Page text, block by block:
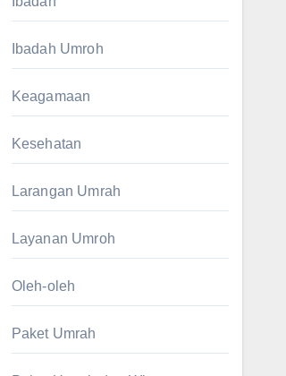
Ibadah Umroh
Keagamaan
Kesehatan
Larangan Umrah
Layanan Umroh
Oleh-oleh
Paket Umrah